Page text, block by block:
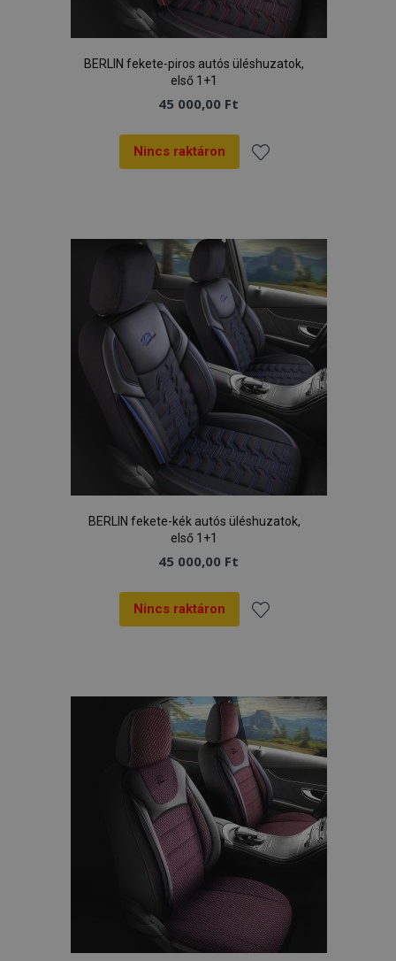
BERLIN fekete-piros autós üléshuzatok,
első 1+1
45 000,00 Ft
Nincs raktáron
kívánságlistához
BERLIN fekete-kék autós üléshuzatok,
első 1+1
45 000,00 Ft
Nincs raktáron
kívánságlistához